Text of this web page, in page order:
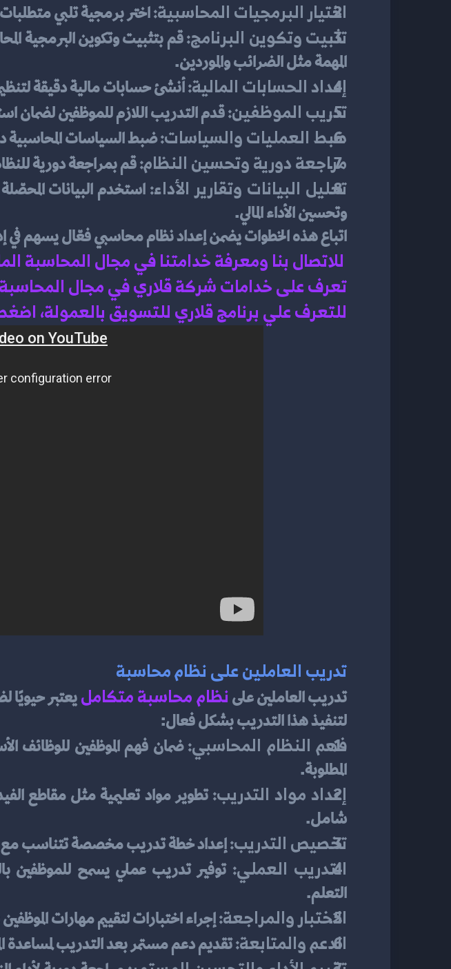
اختيار البرمجيات المحاسبية: اختر برمجية تلبي
تثبيت وتكوين البرنامج:
المهمة مثل الضرائب والموردين.
إعداد الحسابات المالية: أنشئ حسابات مالية دقيقة
تدريب الموظفين: قدم التدريب اللازم للموظفين لضمان
ضبط العمليات والسياسات: ضبط السياسات المحاسبية
مراجعة دورية وتحسين النظام: قم بمراجعة دورية
تحليل البيانات وتقارير الأداء:
وتحسين الأداء المالي.
اتباع هذه الخطوات يضمن إعداد نظام محاسبي فعّال يسهم في
للاتصال بنا ومعرفة خدامتنا في مجال المحاسبة
تعرف على خدامات شركة قلاري في مجال المحاسبة
للتعرف علي برنامج قلاري للتسويق بالعمولة،
تدريب العاملين على نظام محاسبة
تدريب العاملين على نظام محاسبة متكامل
لتنفيذ هذا التدريب بشكل فعال:
فهم النظام المحاسبي:
المطلوبة.
إعداد مواد التدريب:
شامل.
تخصيص التدريب: إعداد خطة تدريب مخصصة تتناسب مع
التدريب العملي:
التعلم.
الاختبار والمراجعة: إجراء اختبارات لتقييم مهارات
الدعم والمتابعة: تقديم دعم مستمر بعد التدريب لمساعدة